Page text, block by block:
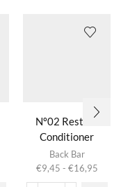
Nº02 Restore
Conditioner
Betacarotene
Back Bar
€9,45 - €16,95
heeft
meerdere